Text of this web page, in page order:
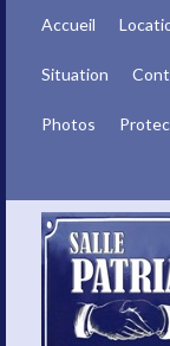
Accueil
Situation
Photos